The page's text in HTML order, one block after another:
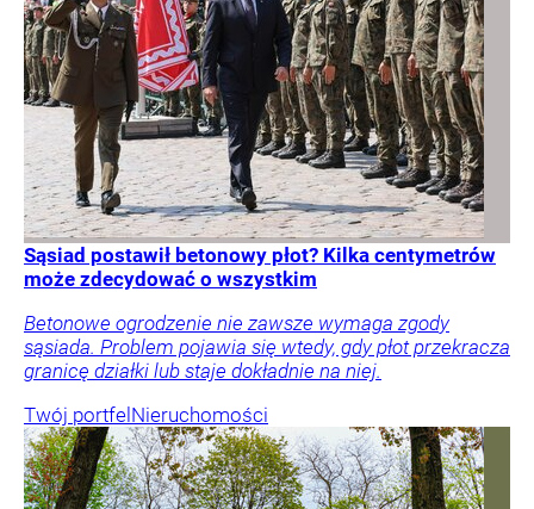
Sąsiad postawił betonowy płot? Kilka centymetrów
może zdecydować o wszystkim
Betonowe ogrodzenie nie zawsze wymaga zgody
sąsiada. Problem pojawia się wtedy, gdy płot przekracza
granicę działki lub staje dokładnie na niej.
Twój portfel Nieruchomości